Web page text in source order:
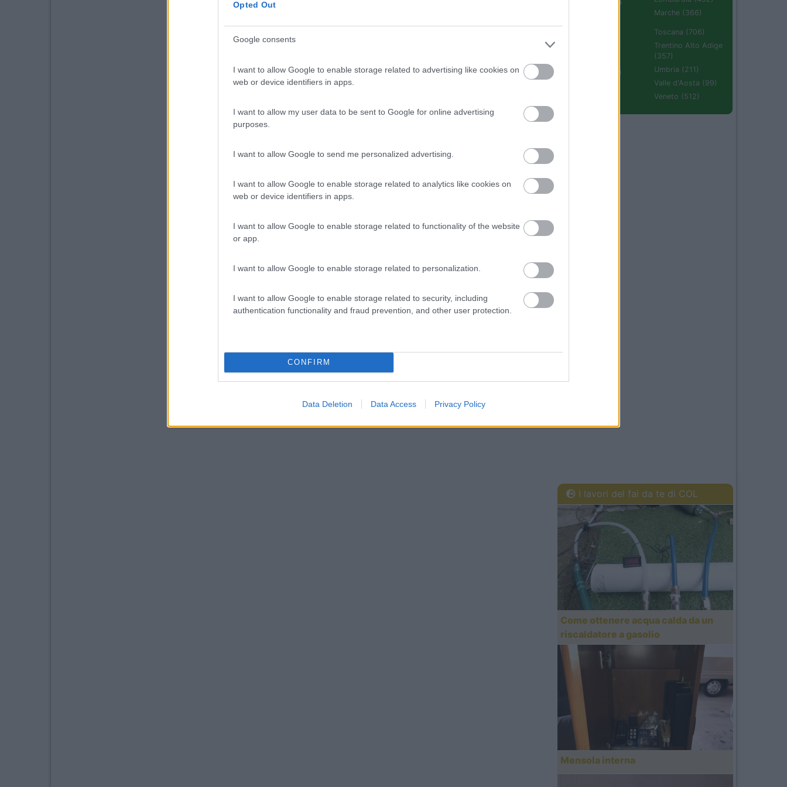
Opted Out
Google consents
I want to allow Google to enable storage related to advertising like cookies on
web or device identifiers in apps.
I want to allow my user data to be sent to Google for online advertising
purposes.
I want to allow Google to send me personalized advertising.
I want to allow Google to enable storage related to analytics like cookies on
web or device identifiers in apps.
I want to allow Google to enable storage related to functionality of the website
or app.
I want to allow Google to enable storage related to personalization.
I want to allow Google to enable storage related to security, including
authentication functionality and fraud prevention, and other user protection.
CONFIRM
Data Deletion Data Access Privacy Policy
Emilia Romagna
Marche (366)
Sardegna (336)
Toscana (706)
Trentino Alto Adige
(357)
Umbria (211)
Valle d'Aosta (99)
Veneto (512)
I lavori del fai da te di COL
Come ottenere acqua calda da un
riscaldatore a gasolio
Mensola interna